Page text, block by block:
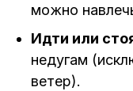
можно
Идти или
недугам
ветер).